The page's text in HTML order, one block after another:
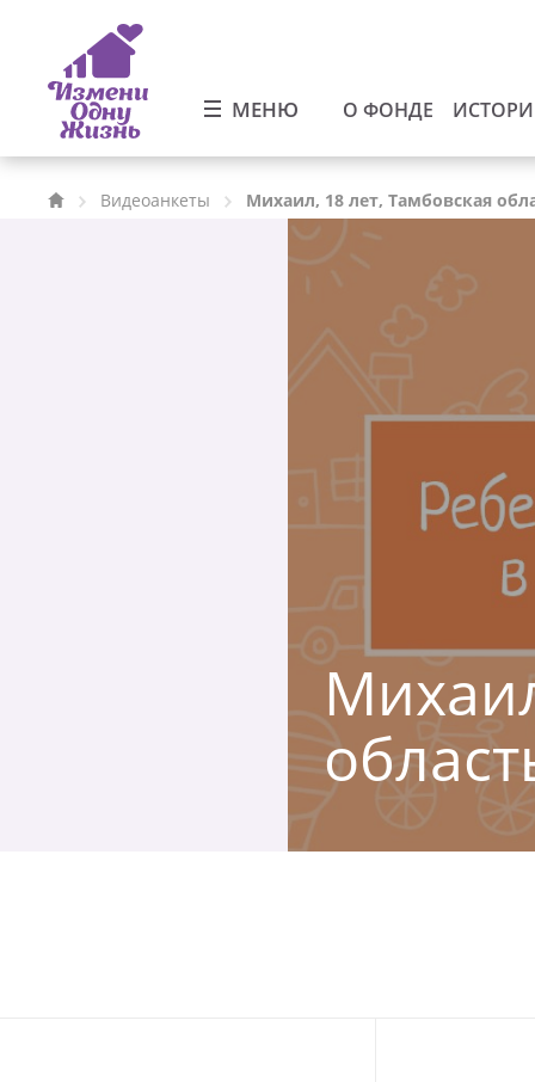
МЕНЮ О ФОНДЕ
Видеоанкеты Михаил, 18 лет, Тамбовская